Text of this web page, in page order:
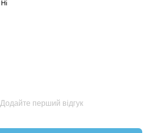
Ні
Додайте перший відгук